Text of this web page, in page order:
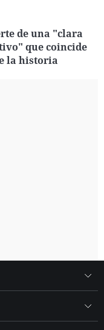
de una "clara
que coincide
la historia